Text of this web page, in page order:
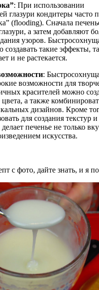
: При использовании
глазури кондитеры часто
(flooding). Сначала
а затем добавляют
узоров.
создавать такие эффекты,
и не растекается.
:
возможности для
красителей можно
а также
дизайнов. Кроме
для создания текстур
печенье не только
искусства.
с фото, дайте знать, и я